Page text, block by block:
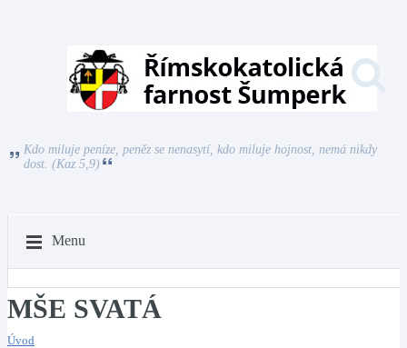
Kdo miluje peníze, peněz se nenasytí, kdo miluje hojnost, nemá nikdy
dost. (Kaz 5,9)
Menu
MŠE SVATÁ
Úvod